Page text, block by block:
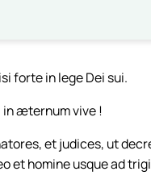
forte in lege Dei sui.
æternum vive !
et judices, ut
et homine usque ad